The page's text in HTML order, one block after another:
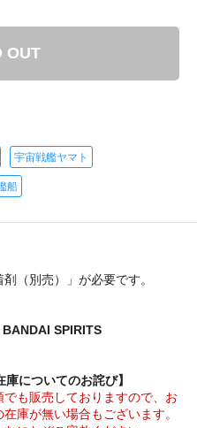
OUT
宇宙戦艦ヤマト
船
（別売）」が必要です。
SPIRITS
についてのお詫び】
も販売しておりますので、お
庫が無い場合もございます。